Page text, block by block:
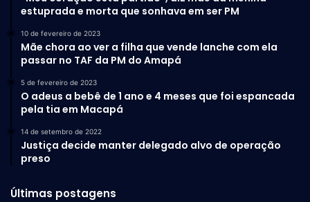
estuprada e morta que sonhava em ser PM
10 de fevereiro de 2023
Mãe chora ao ver a filha que vende lanche com ela
passar no TAF da PM do Amapá
5 de fevereiro de 2023
O adeus a bebê de 1 ano e 4 meses que foi espancada
pela tia em Macapá
14 de setembro de 2022
Justiça decide manter delegado alvo de operação
preso
Últimas postagens